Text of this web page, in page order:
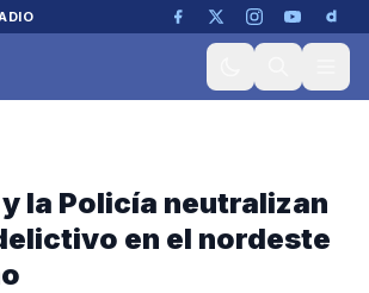
la Policía neutralizan
en el nordeste